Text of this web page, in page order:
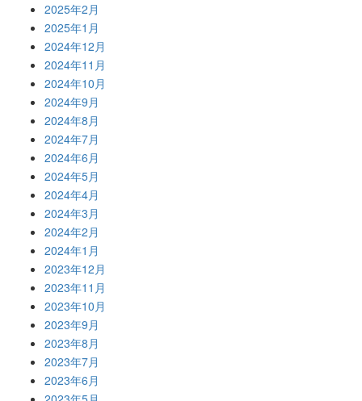
2025年2月
2025年1月
2024年12月
2024年11月
2024年10月
2024年9月
2024年8月
2024年7月
2024年6月
2024年5月
2024年4月
2024年3月
2024年2月
2024年1月
2023年12月
2023年11月
2023年10月
2023年9月
2023年8月
2023年7月
2023年6月